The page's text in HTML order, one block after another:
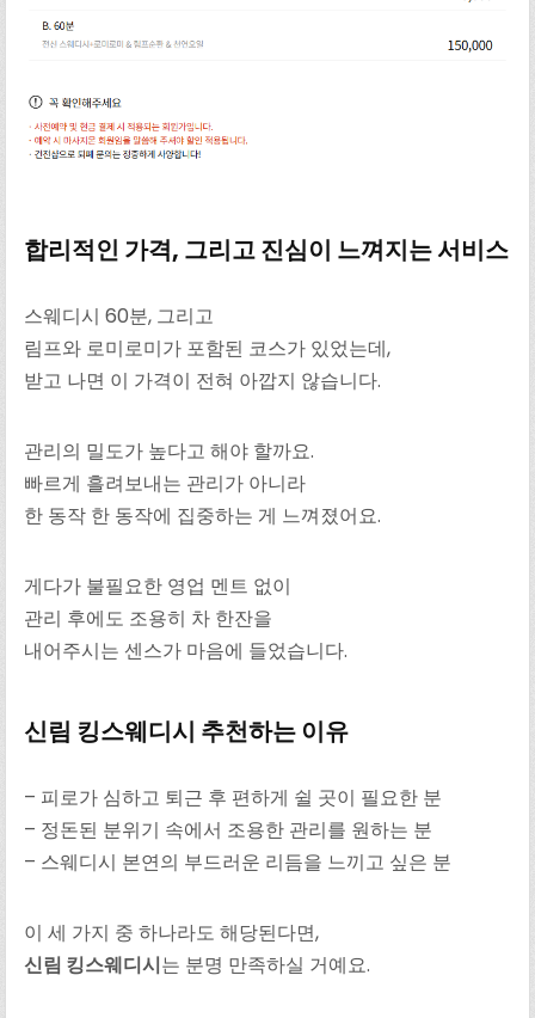
합리적인 가격, 그리고 진심이 느껴지는 서비스
스웨디시 60분, 그리고
림프와 로미로미가 포함된 코스가 있었는데,
받고 나면 이 가격이 전혀 아깝지 않습니다.
관리의 밀도가 높다고 해야 할까요.
빠르게 흘려보내는 관리가 아니라
한 동작 한 동작에 집중하는 게 느껴졌어요.
게다가 불필요한 영업 멘트 없이
관리 후에도 조용히 차 한잔을
내어주시는 센스가 마음에 들었습니다.
신림 킹스웨디시 추천하는 이유
– 피로가 심하고 퇴근 후 편하게 쉴 곳이 필요한 분
– 정돈된 분위기 속에서 조용한 관리를 원하는 분
– 스웨디시 본연의 부드러운 리듬을 느끼고 싶은 분
이 세 가지 중 하나라도 해당된다면,
신림 킹스웨디시는 분명 만족하실 거예요.